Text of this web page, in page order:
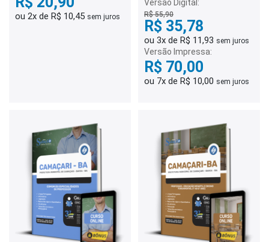
ou 2x de R$ 10,45 sem juros
Versão Digital:
R$ 55,90
R$ 35,78
ou 3x de R$ 11,93 sem juros
Versão Impressa:
R$ 70,00
ou 7x de R$ 10,00 sem juros